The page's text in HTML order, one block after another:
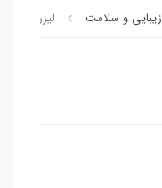
زیبایی و سلامت لیزر